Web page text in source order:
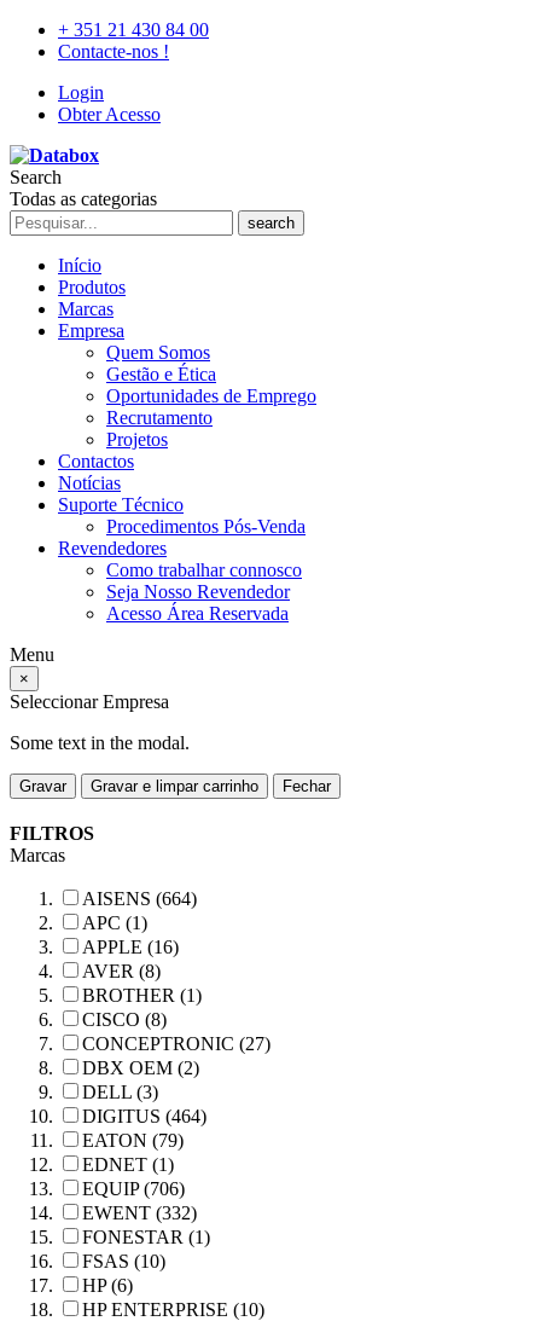
+ 351 21 430 84 00
Contacte-nos !
Login
Obter Acesso
Search
Todas as categorias
search
Início
Produtos
Marcas
Empresa
Quem Somos
Gestão e Ética
Oportunidades de Emprego
Recrutamento
Projetos
Contactos
Notícias
Suporte Técnico
Procedimentos Pós-Venda
Revendedores
Como trabalhar connosco
Seja Nosso Revendedor
Acesso Área Reservada
Menu
×
Seleccionar Empresa
Some text in the modal.
Gravar Gravar e limpar carrinho Fechar
FILTROS
Marcas
AISENS (664)
APC (1)
APPLE (16)
AVER (8)
BROTHER (1)
CISCO (8)
CONCEPTRONIC (27)
DBX OEM (2)
DELL (3)
DIGITUS (464)
EATON (79)
EDNET (1)
EQUIP (706)
EWENT (332)
FONESTAR (1)
FSAS (10)
HP (6)
HP ENTERPRISE (10)